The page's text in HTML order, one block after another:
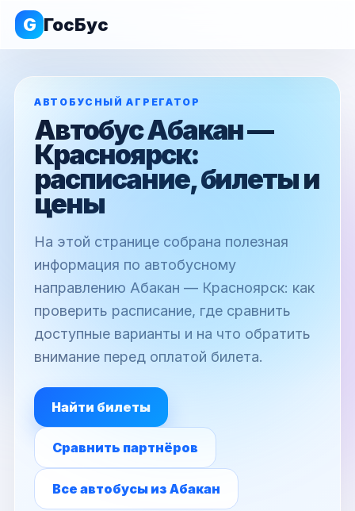
G ГосБус
АВТОБУСНЫЙ АГРЕГАТОР
Автобус Абакан —
Красноярск:
расписание, билеты и
цены
На этой странице собрана полезная
информация по автобусному
направлению Абакан — Красноярск: как
проверить расписание, где сравнить
доступные варианты и на что обратить
внимание перед оплатой билета.
Найти билеты
Сравнить партнёров
Все автобусы из Абакан